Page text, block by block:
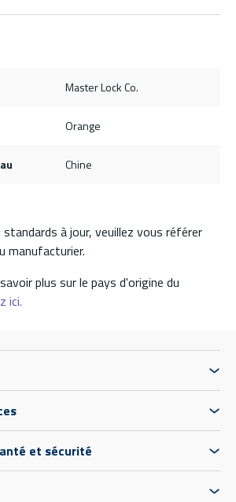
Master Lock Co.
Orange
Chine
à jour, veuillez vous référer
manufacturier.
plus sur le pays d'origine du
ici.
et sécurité